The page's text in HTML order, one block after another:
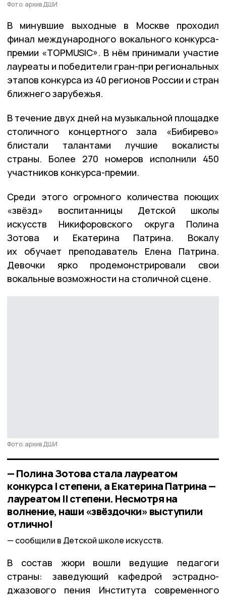
Фото: архив ДШИ
В минувшие выходные в Москве проходил
финал международного вокального конкурса-
премии «TOPMUSIC». В нём принимали участие
лауреаты и победители гран-при региональных
этапов конкурса из 40 регионов России и стран
ближнего зарубежья.
В течение двух дней на музыкальной площадке
столичного концертного зала «Бибирево»
блистали талантами лучшие вокалисты
страны. Более 270 номеров исполнили 450
участников конкурса-премии.
Среди этого огромного количества поющих
«звёзд» воспитанницы Детской школы
искусств Никифоровского округа Полина
Зотова и Екатерина Патрина. Вокалу
их обучает преподаватель Елена Патрина.
Девочки ярко продемонстрировали свои
вокальные возможности на столичной сцене.
Фото: архив ДШИ
— Полина Зотова стала лауреатом
конкурса I степени, а Екатерина Патрина —
лауреатом II степени. Несмотря на
волнение, наши «звёздочки» выступили
отлично!
сообщили в Детской школе искусств.
В состав жюри вошли ведущие педагоги
страны: заведующий кафедрой эстрадно-
джазового пения Института современного